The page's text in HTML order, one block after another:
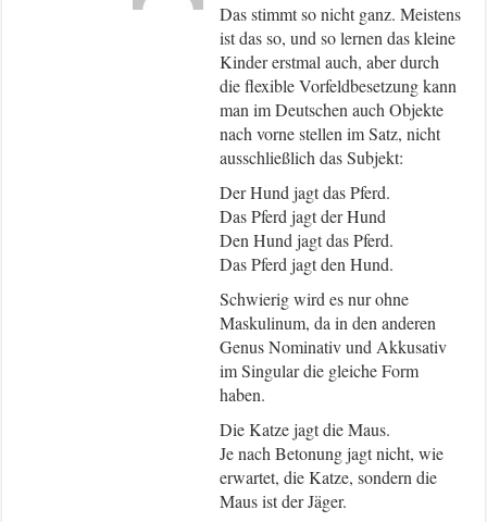
Das stimmt so nicht ganz. Meistens
ist das so, und so lernen das kleine
Kinder erstmal auch, aber durch
die flexible Vorfeldbesetzung kann
man im Deutschen auch Objekte
nach vorne stellen im Satz, nicht
ausschließlich das Subjekt:
Der Hund jagt das Pferd.
Das Pferd jagt der Hund
Den Hund jagt das Pferd.
Das Pferd jagt den Hund.
Schwierig wird es nur ohne
Maskulinum, da in den anderen
Genus Nominativ und Akkusativ
im Singular die gleiche Form
haben.
Die Katze jagt die Maus.
Je nach Betonung jagt nicht, wie
erwartet, die Katze, sondern die
Maus ist der Jäger.